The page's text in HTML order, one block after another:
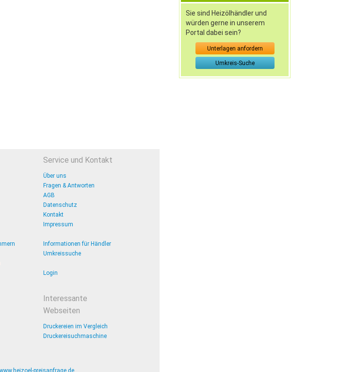
Sie sind Heizölhändler und
würden gerne in unserem
Portal dabei sein?
Unterlagen anfordern
Umkreis-Suche
Service und Kontakt
Über uns
Fragen & Antworten
AGB
Datenschutz
Kontakt
Impressum
Informationen für Händler
Umkreissuche
Login
Interessante
Webseiten
Druckereien im Vergleich
Druckereisuchmaschine